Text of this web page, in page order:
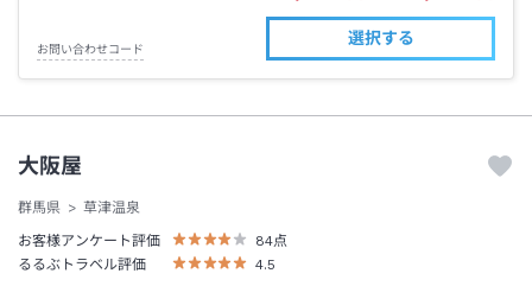
お問い合わせコード
選択する
大阪屋
群馬県
草津温泉
お客様アンケート評価
84点
るるぶトラベル評価
4.5